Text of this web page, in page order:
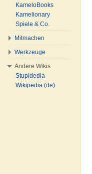
KameloBooks
Kamelionary
Spiele & Co.
Mitmachen
Werkzeuge
Andere Wikis
Stupidedia
Wikipedia (de)